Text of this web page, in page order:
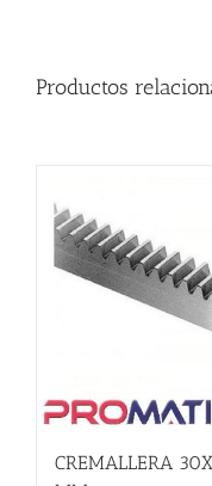
Productos
CREMALLERA